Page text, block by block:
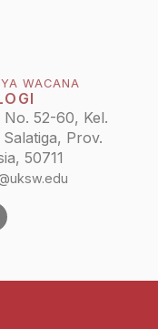
WACANA
52-60, Kel.
Prov.
50711